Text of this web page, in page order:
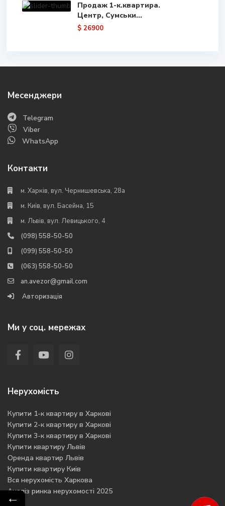
Продаж 1-к.квартира.
Центр, Сумськи...
$ 26900
Месенджери
Telegram
Viber
WhatsApp
Контакти
м. Харків, вул. Чернишевська, 28а
м. Київ, вул. Басейна, 15
м. Львів, вул. Левицького, 4
(098) 558-50-50
(099) 558-50-50
(063) 558-50-50
an.avezor@gmail.com
Авторизація
Ми у соц. мережах
Нерухомість
Купити 1-к квартиру в Харкові
Купити 2-к квартиру в Харкові
Купити 3-к квартиру в Харкові
Купити квартиру Львів
Оренда квартир Львів
Купити квартиру Киів
Вся нерухомість Харкова
Аналіз ринка нерухомості 2025
←